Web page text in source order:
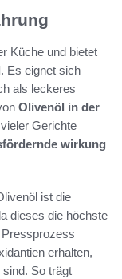
Küche und bietet
. Es eignet sich
als leckeres
Olivenöl in der
Gerichte
wirkung
ist die
dieses die höchste
erhalten,
So trägt